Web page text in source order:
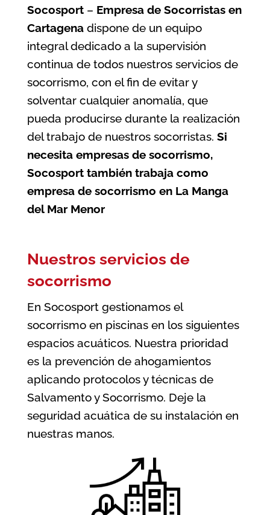
Socosport– Empresa de Socorristas en
Cartagenadispone de un equipo
integral dedicado a la supervisión
continua de todos nuestros servicios de
socorrismo, con el fin de evitar y
solventar cualquier anomalía, que
pueda producirse durante la realización
del trabajo de nuestros socorristas. Si
necesita empresas de socorrismo,
Socosport también trabaja como
empresa de socorrismo en La Manga
del Mar Menor
Nuestros servicios de
socorrismo
En Socosport gestionamos el
socorrismo en piscinas en los siguientes
espacios acuáticos. Nuestra prioridad
es la prevención de ahogamientos
aplicando protocolos y técnicas de
Salvamento y Socorrismo. Deje la
seguridad acuática de su instalación en
nuestras manos.